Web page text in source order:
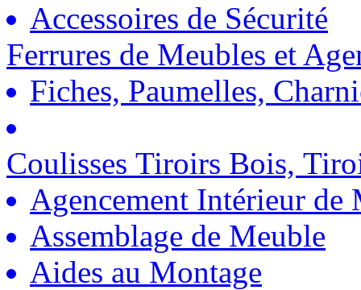
Accessoires de Sécurité
Ferrures de Meubles et
Fiches, Paumelles,
Coulisses Tiroirs Bois,
Agencement Intérieur de
Assemblage de Meuble
Aides au Montage